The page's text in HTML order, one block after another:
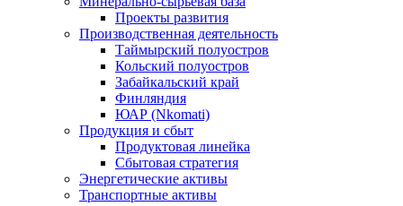
Проекты развития
Производственная деятельность
Таймырский полуостров
Кольский полуостров
Забайкальский край
Финляндия
ЮАР (Nkomati)
Продукция и сбыт
Продуктовая линейка
Сбытовая стратегия
Энергетические активы
Транспортные активы